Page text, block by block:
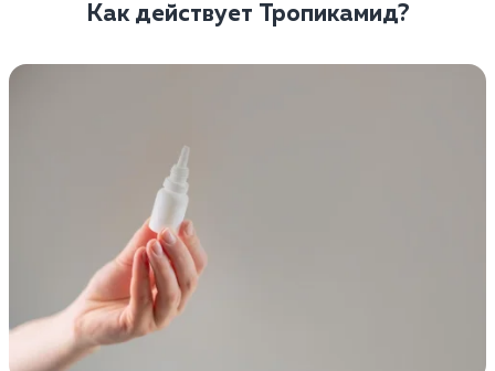
Как действует Тропикамид?